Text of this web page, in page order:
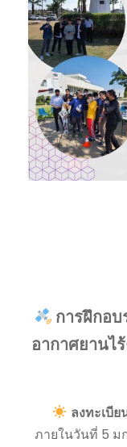
การฝึกอ
อากาศยานไ
ลงทะเบี
ภายในวันที่ 5 ม